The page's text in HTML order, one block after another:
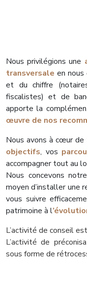
Nous privilégions une
transversale en
et du chiffre
fiscalistes) et de
apporte la
œuvre de nos
Nous avons à cœur
objectifs, vos
accompagner tout au
Nous concevons notre
moyen d’installer une
vous suivre
patrimoine à l
L’activité de conseil
L’activité de
sous forme de